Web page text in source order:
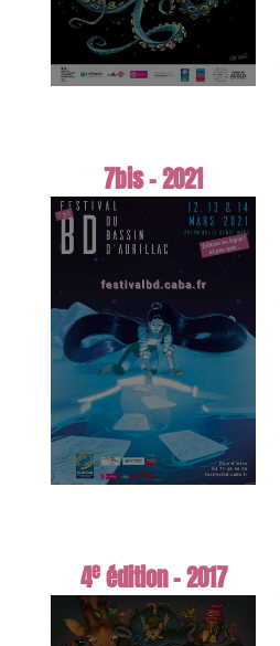
7bis - 2021
4eédition - 2017